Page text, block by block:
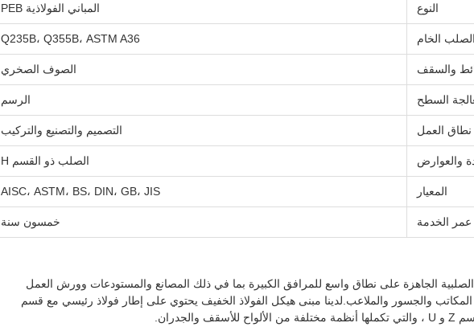
النوع المباني الفولاذية PEB
الخام Q235B، Q355B، ASTM A36
والسقف الصوف الصخري
السطح الرسم
نطاق العمل التصميم والتصنيع والتركيب
والعوارض الصلب ذو القسم H
المعيار AISC، ASTM، BS، DIN، GB، JIS
عمر الخدمة خمسون سنة
الجاهزة على نطاق واسع للمرافق الكبيرة بما في ذلك المصانع والمستودعات وورش العمل
والجسور والملاعب.لدينا مبنى هيكل الفولاذ الخفيف يحتوي على إطار فولاذ رئيسي مع قسم